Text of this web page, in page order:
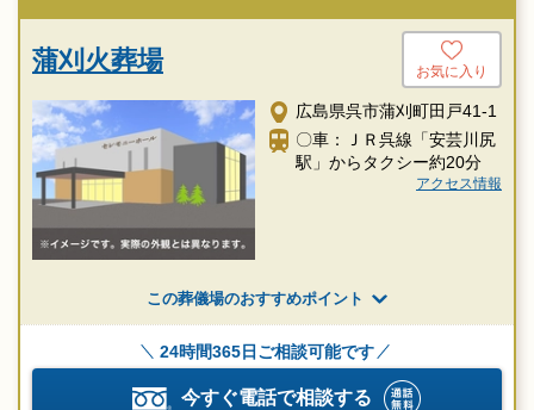
蒲刈火葬場 お気に入り
広島県呉市蒲刈町田戸41-1
〇車：ＪＲ呉線「安芸川尻
駅」からタクシー約20分
アクセス情報
この葬儀場のおすすめポイント
24時間365日ご相談可能です
今すぐ電話で相談する